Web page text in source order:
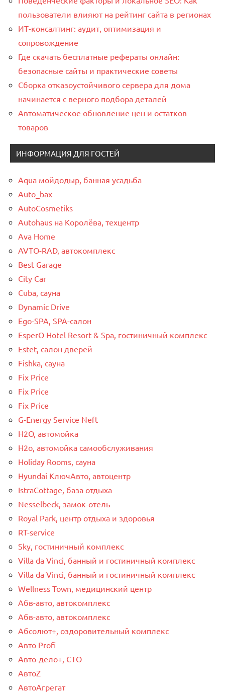
пользователи влияют на рейтинг сайта в регионах
ИТ-консалтинг: аудит, оптимизация и
сопровождение
Где скачать бесплатные рефераты онлайн:
безопасные сайты и практические советы
Сборка отказоустойчивого сервера для дома
начинается с верного подбора деталей
Автоматическое обновление цен и остатков
товаров
ИНФОРМАЦИЯ ДЛЯ ГОСТЕЙ
Aqua мойдодыр, банная усадьба
Auto_bax
AutoCosmetiks
Autohaus на Королёва, техцентр
Ava Home
AVTO-RAD, автокомплекс
Best Garage
City Car
Cuba, сауна
Dynamic Drive
Ego-SPA, SPA-салон
EsperO Hotel Resort & Spa, гостиничный комплекс
Estet, салон дверей
Fishka, сауна
Fix Price
Fix Price
Fix Price
G-Energy Service Neft
H2O, автомойка
H2o, автомойка самообслуживания
Holiday Rooms, сауна
Hyundai КлючАвто, автоцентр
IstraCottage, база отдыха
Nesselbeck, замок-отель
Royal Park, центр отдыха и здоровья
RT-service
Sky, гостиничный комплекс
Villa da Vinci, банный и гостиничный комплекс
Villa da Vinci, банный и гостиничный комплекс
Wellness Town, медицинский центр
Абв-авто, автокомплекс
Абв-авто, автокомплекс
Абсолют+, оздоровительный комплекс
Авто Profi
Авто-дело+, СТО
АвтоZ
АвтоАгрегат